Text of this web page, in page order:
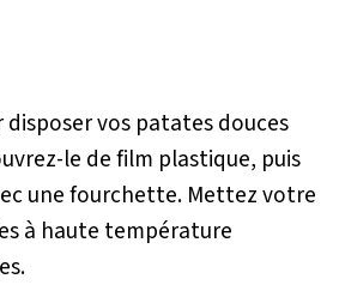
disposer vos patates douces
le de film plastique, puis
une fourchette. Mettez votre
à haute température